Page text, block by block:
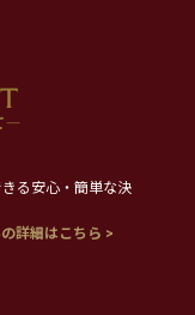
る安心・簡単な決
詳細はこちら >